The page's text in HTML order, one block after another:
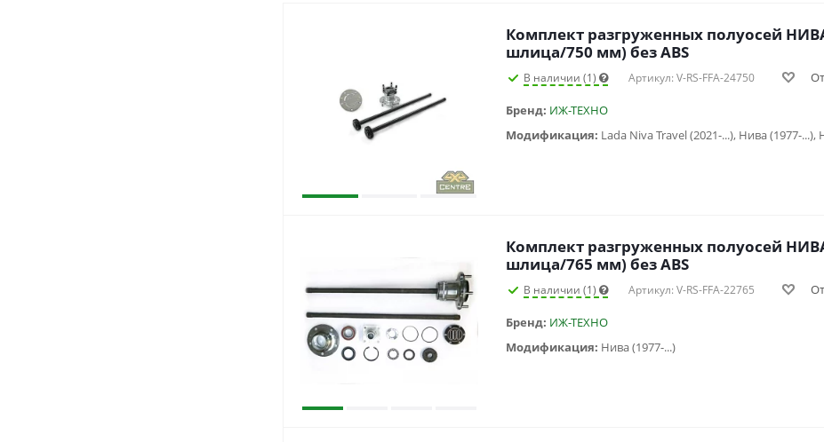
Комплект разгруженных полуосей
шлица/750 мм) без ABS
В наличии (1) Артикул: V-RS-FFA-24750
Бренд: ИЖ-ТЕХНО
Модификация:
Комплект разгруженных полуосей
шлица/765 мм) без ABS
В наличии (1) Артикул: V-RS-FFA-22765
Бренд: ИЖ-ТЕХНО
Модификация: Нива (1977-...)